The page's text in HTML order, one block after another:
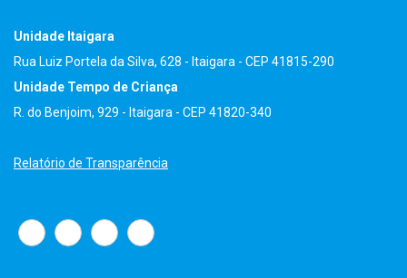
Unidade Itaigara
Rua Luiz Portela da Silva, 628 - Itaigara - CEP 41815-290
Unidade Tempo de Criança
R. do Benjoim, 929 - Itaigara - CEP 41820-340
Relatório de Transparência